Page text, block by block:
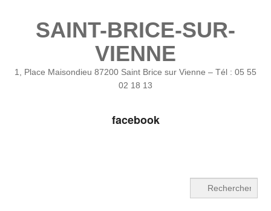
SAINT-BRICE-SUR-
VIENNE
1, Place Maisondieu 87200 Saint Brice sur Vienne – Tél : 05 55
02 18 13
facebook